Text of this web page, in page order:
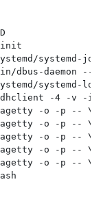
systemd-
dbus-daemon --
systemd-
-4 -v -i
-o -p --
-o -p --
-o -p --
-o -p --
-o -p --